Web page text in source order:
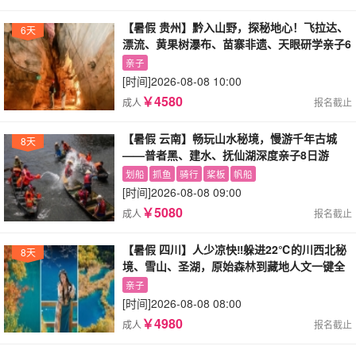
6天
【暑假 贵州】黔入山野，探秘地心！飞拉达、
漂流、黄果树瀑布、苗寨非遗、天眼研学亲子6
日游
亲子
[时间]2026-08-08 10:00
成人 ￥4580 报名截止
8天
【暑假 云南】畅玩山水秘境，慢游千年古城
——普者黑、建水、抚仙湖深度亲子8日游
划船 抓鱼 骑行 桨板 帆船
[时间]2026-08-08 09:00
成人 ￥5080 报名截止
8天
【暑假 四川】人少凉快‼️躲进22℃的川西北秘
境、雪山、圣湖，原始森林到藏地人文一键全
含——亲子8日游
亲子
[时间]2026-08-08 08:00
成人 ￥4980 报名截止